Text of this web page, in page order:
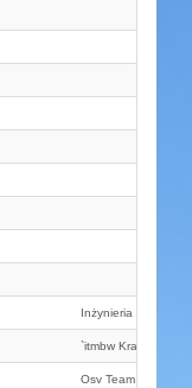
Inżynieria Biegania
`itmbw Kraków `
Osv Team Olkusz